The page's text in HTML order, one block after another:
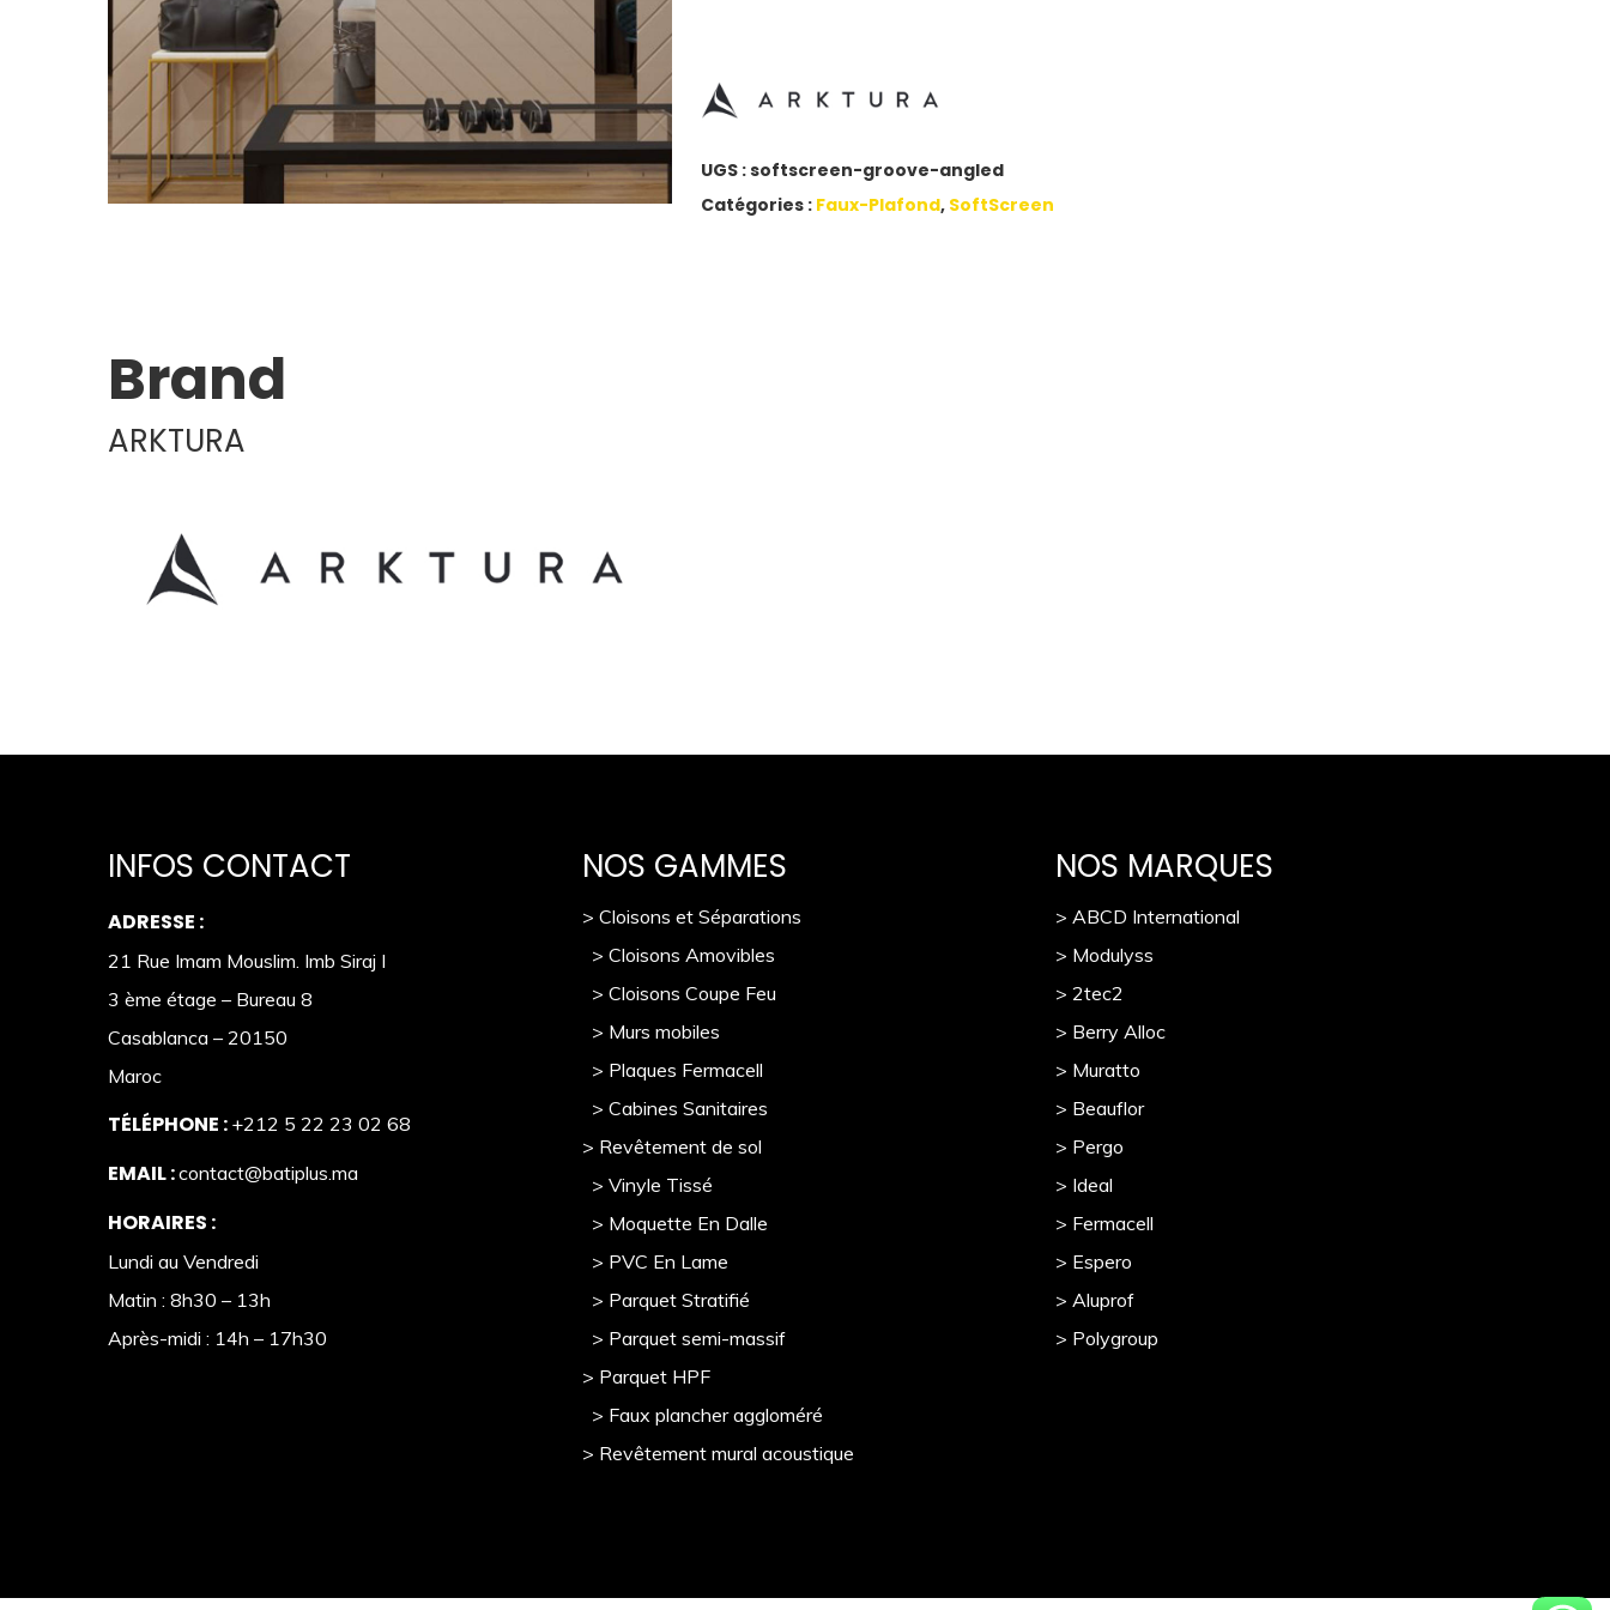
UGS :softscreen-groove-angled
Catégories : Faux-Plafond, SoftScreen
Brand
ARKTURA
INFOS CONTACT
ADRESSE :
21 Rue Imam Mouslim. Imb Siraj I
3 ème étage – Bureau 8
Casablanca – 20150
Maroc
TÉLÉPHONE : +212 5 22 23 02 68
EMAIL :contact@batiplus.ma
HORAIRES :
Lundi au Vendredi
Matin : 8h30 – 13h
Après-midi : 14h – 17h30
NOS GAMMES
> Cloisons et Séparations
> Cloisons Amovibles
> Cloisons Coupe Feu
> Murs mobiles
> Plaques Fermacell
> Cabines Sanitaires
> Revêtement de sol
> Vinyle Tissé
> Moquette En Dalle
> PVC En Lame
> Parquet Stratifié
> Parquet semi-massif
> Parquet HPF
> Faux plancher aggloméré
> Revêtement mural acoustique
NOS MARQUES
> ABCD International
> Modulyss
> 2tec2
> Berry Alloc
> Muratto
> Beauflor
> Pergo
> Ideal
> Fermacell
> Espero
> Aluprof
> Polygroup